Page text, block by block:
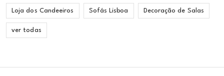
Loja dos Candeeiros Sofás Lisboa Decoração de Salas
ver todas